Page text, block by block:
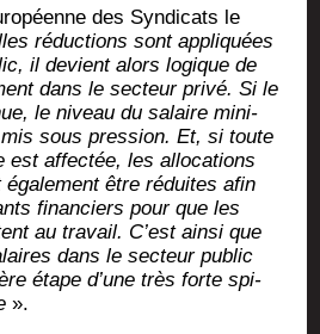
des Syn­di­cats le
réduc­tions sont appli­quées
il devient alors logique de
dans le sec­teur pri­vé. Si le
le niveau du salaire mini­
sous pres­sion. Et, si toute
est affec­tée, les allo­ca­tions
être réduites afin
finan­ciers pour que les
au tra­vail. C’est ain­si que
dans le sec­teur public
étape d’une très forte spi­
».